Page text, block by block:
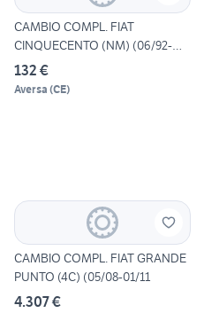
CAMBIO COMPL. FIAT
CINQUECENTO (NM) (06/92-
01/99 1
132 €
Aversa (CE)
CAMBIO COMPL. FIAT GRANDE
PUNTO (4C) (05/08-01/11
4.307 €